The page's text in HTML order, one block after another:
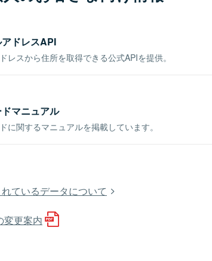
ドレスAPI
レスから住所を取得できる公式APIを提供。
マニュアル
に関するマニュアルを掲載しています。
ているデータについて
変更案内